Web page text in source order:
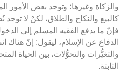
والزكاة وغيرها؛ وتوجد بعض الأمور
كالبيع والنكاح والطلاق، لكنْ لا توجد
فإنّ ما يدفع الفقيه المسلم إلى
الدفاع عن الإسلام، ليقول: إنّ هناك
والتغيُّرات والتحوُّلات، بين الحياة
الثابتة.